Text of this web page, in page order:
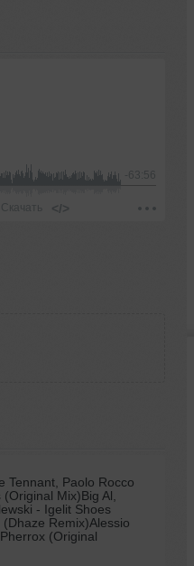
-63:56
Скачать </>
Tennant, Paolo Rocco
Mix)Big Al,
- Igelit Shoes
Remix)Alessio
(Original